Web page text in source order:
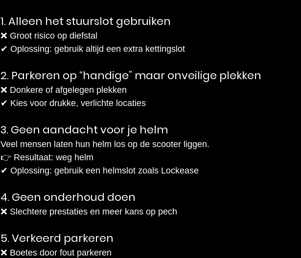
1. Alleen het stuurslot gebruiken
❌ Groot risico op diefstal
✔ Oplossing: gebruik altijd een extra kettingslot
2. Parkeren op “handige” maar onveilige plekken
❌ Donkere of afgelegen plekken
✔ Kies voor drukke, verlichte locaties
3. Geen aandacht voor je helm
Veel mensen laten hun helm los op de scooter liggen.
👉 Resultaat: weg helm
✔ Oplossing: gebruik een helmslot zoals Lockease
4. Geen onderhoud doen
❌ Slechtere prestaties en meer kans op pech
5. Verkeerd parkeren
❌ Boetes door fout parkeren